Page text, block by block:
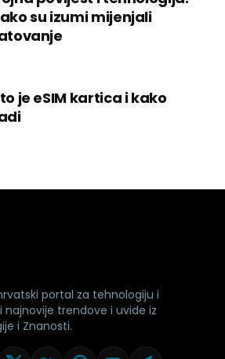
su izumi mijenjali
je eSIM kartica i kako
portal za tehnologiju i
najnovije trendove i uvide iz
i Znanosti.